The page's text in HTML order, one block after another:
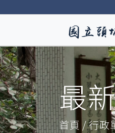
最
首頁 / 行政